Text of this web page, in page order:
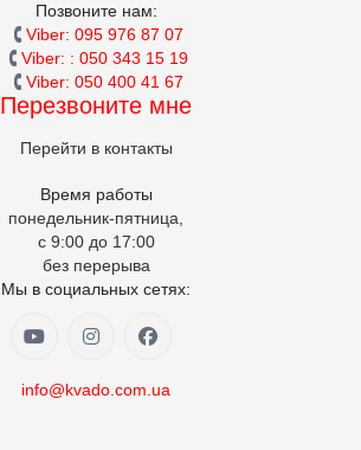
Позвоните нам:
Viber: 095 976 87 07
Viber: : 050 343 15 19‬
Viber: 050 400 41 67
Перезвоните мне
Перейти в контакты
Время работы
понедельник-пятница,
с 9:00 до 17:00
без перерыва
Мы в социальных сетях:
info@kvado.com.ua